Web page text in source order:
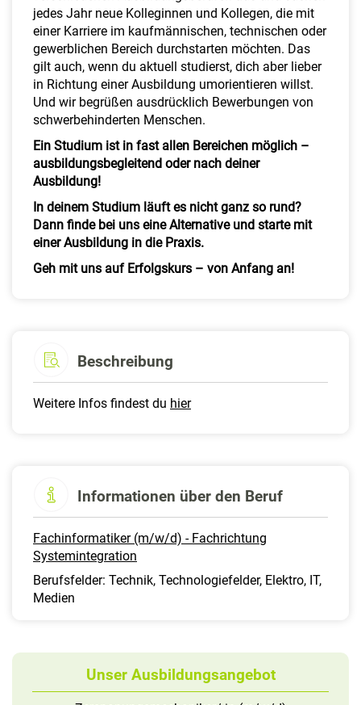
jedes Jahr neue Kolleginnen und Kollegen, die mit
einer Karriere im kaufmännischen, technischen oder
gewerblichen Bereich durchstarten möchten. Das
gilt auch, wenn du aktuell studierst, dich aber lieber
in Richtung einer Ausbildung umorientieren willst.
Und wir begrüßen ausdrücklich Bewerbungen von
schwerbehinderten Menschen.
Ein Studium ist in fast allen Bereichen möglich –
ausbildungsbegleitend oder nach deiner
Ausbildung!
In deinem Studium läuft es nicht ganz so rund?
Dann finde bei uns eine Alternative und starte mit
einer Ausbildung in die Praxis.
Geh mit uns auf Erfolgskurs – von Anfang an!
Beschreibung
Weitere Infos findest du hier
Informationen über den Beruf
Fachinformatiker (m/w/d) - Fachrichtung
Systemintegration
Berufsfelder: Technik, Technologiefelder, Elektro, IT,
Medien
Unser Ausbildungsangebot